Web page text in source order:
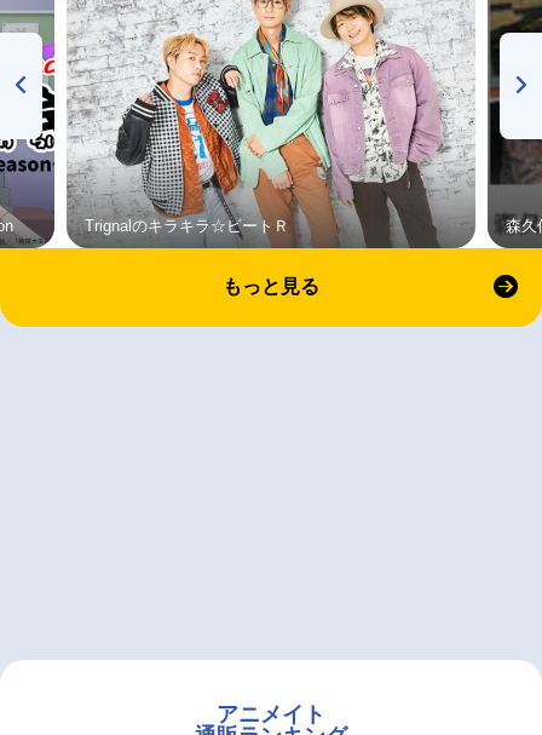
Trignalのキラキラ☆ビートＲ 森久
もっと見る
アニメイト